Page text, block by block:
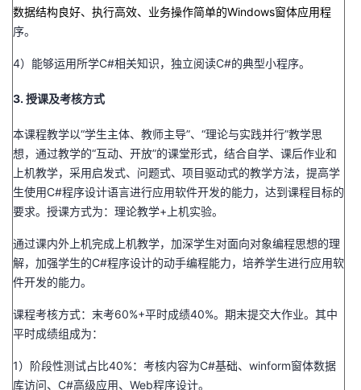
数据结构良好、执行高效、业务操作简单的Windows窗体应用程
序。
4）能够运用所学C#相关知识，独立阅读C#的典型小程序。
3. 授课及考核方式
本课程教学以“学生主体、教师主导”、“理论与实践并行”教学思
想，通过教学的“互动、开放”的课堂形式，结合自学、课后作业和
上机教学，采用启发式、问题式、项目驱动式的教学方法，提高学
生使用C#程序设计语言进行应用软件开发的能力，达到课程目标的
要求。授课方式为：理论教学+上机实验。
通过课内外上机完成上机教学，加深学生对面向对象编程思想的理
解，加强学生的C#程序设计的动手编程能力，培养学生进行应用软
件开发的能力。
课程考核方式：末考60%+平时成绩40%。期末提交大作业。其中
平时成绩组成为：
1）阶段性测试占比40%：考核内容为C#基础、winform窗体数据
库访问、C#高级应用、Web程序设计。